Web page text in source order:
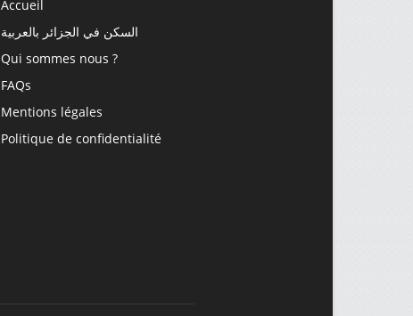
Accueil
السكن في الجزائر بالعربية
Qui sommes nous ?
FAQs
Mentions légales
Politique de confidentialité